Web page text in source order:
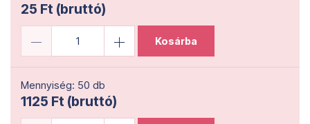
25 Ft (bruttó)
Kosárba
Mennyiség: 50 db
1125 Ft (bruttó)